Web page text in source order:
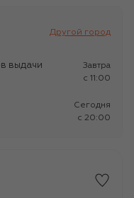
Другой город
выдачи
Завтра
c 11:00
Сегодня
c 20:00